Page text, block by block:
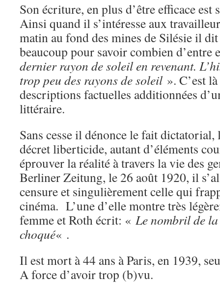
Son écriture, en plus d’être efficace est
Ainsi quand il s’intéresse aux
matin au fond des mines de Silésie il
beaucoup pour savoir combien d’entre
dernier rayon de soleil en revenant.
trop peu des rayons de soleil ». C’est
descriptions factuelles additionnées
littéraire.
Sans cesse il dénonce le fait
décret liberticide, autant d’éléments
éprouver la réalité à travers la vie des
Berliner Zeitung, le 26 août 1920, il
censure et singulièrement celle qui
cinéma. L’une d’elle montre très
femme et Roth écrit: « Le nombril de la
choqué« .
Il est mort à 44 ans à Paris, en 1939,
A force d’avoir trop (b)vu.